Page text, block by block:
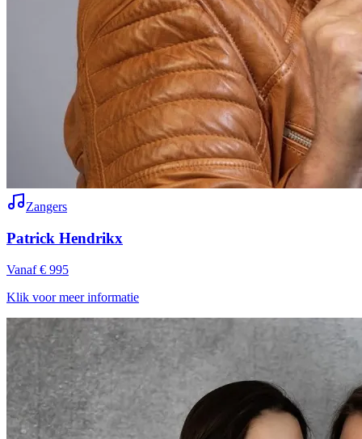
Zangers
Patrick Hendrikx
Vanaf € 995
Klik voor meer informatie